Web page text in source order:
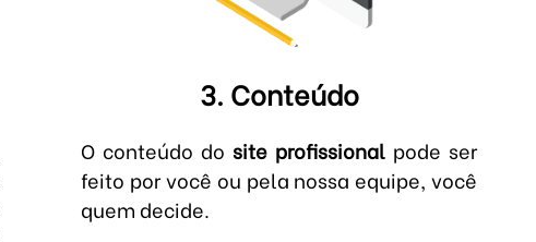
3. Conteúdo
O conteúdo dosite profissional pode ser
feito por você ou pela nossa equipe, você
quem decide.